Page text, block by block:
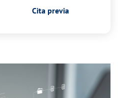
Cita previa